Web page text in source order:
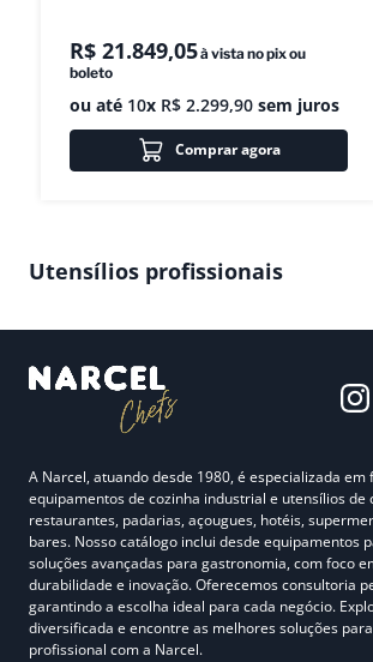
R$ 21.849,05à vista no pix ou
boleto
ou até 10x R$ 2.299,90 sem juros
Comprar agora
Utensílios profissionais
A Narcel, atuando desde 1980, é especializada em
equipamentos de cozinha industrial e utensílios de
restaurantes, padarias, açougues, hotéis,
bares. Nosso catálogo inclui desde equipamentos
soluções avançadas para gastronomia, com foco
durabilidade e inovação. Oferecemos consultoria
garantindo a escolha ideal para cada negócio.
diversificada e encontre as melhores soluções
profissional com a Narcel.